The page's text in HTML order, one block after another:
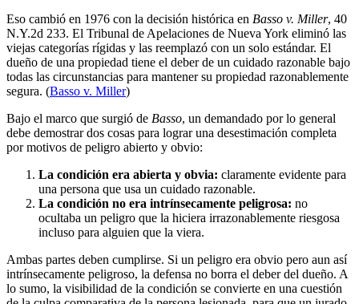
Eso cambió en 1976 con la decisión histórica en Basso v. Miller, 40
N.Y.2d 233. El Tribunal de Apelaciones de Nueva York eliminó las
viejas categorías rígidas y las reemplazó con un solo estándar. El
dueño de una propiedad tiene el deber de un cuidado razonable bajo
todas las circunstancias para mantener su propiedad razonablemente
segura. (Basso v. Miller)
Bajo el marco que surgió de Basso, un demandado por lo general
debe demostrar dos cosas para lograr una desestimación completa
por motivos de peligro abierto y obvio:
La condición era abierta y obvia: claramente evidente para
una persona que usa un cuidado razonable.
La condición no era intrínsecamente peligrosa: no
ocultaba un peligro que la hiciera irrazonablemente riesgosa
incluso para alguien que la viera.
Ambas partes deben cumplirse. Si un peligro era obvio pero aun así
intrínsecamente peligroso, la defensa no borra el deber del dueño. A
lo sumo, la visibilidad de la condición se convierte en una cuestión